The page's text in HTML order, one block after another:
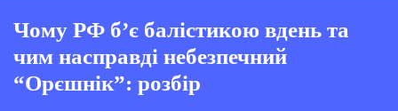
Чому РФ б’є балістикою вдень та
чим насправді небезпечний
“Орєшнік”: розбір